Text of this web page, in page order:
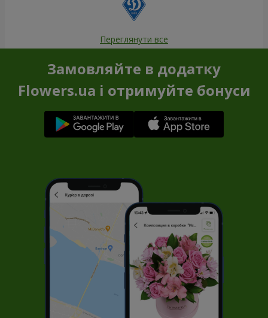
Переглянути все
Замовляйте в додатку
Flowers.ua і отримуйте бонуси